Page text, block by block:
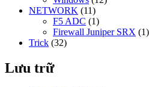
NETWORK (11)
F5 ADC (1)
Firewall Juniper SRX (1)
Trick (32)
Lưu trữ